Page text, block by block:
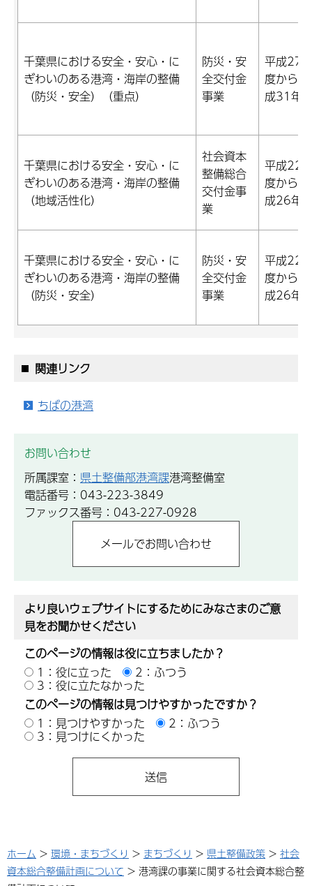
千葉県における安全・安心・に
ぎわいのある港湾・海岸の整備
（防災・安全）（重点）
防災・安
全交付金
事業
平成27
度から平
成31年
千葉県における安全・安心・に
ぎわいのある港湾・海岸の整備
（地域活性化）
社会資本
整備総合
交付金事
業
平成22
度から平
成26年
千葉県における安全・安心・に
ぎわいのある港湾・海岸の整備
（防災・安全）
防災・安
全交付金
事業
平成22
度から平
成26年
関連リンク
ちばの港湾
お問い合わせ
所属課室： 県土整備部港湾課港湾整備室
電話番号：043-223-3849
ファックス番号：043-227-0928
より良いウェブサイトにするためにみなさまのご意
見をお聞かせください
このページの情報は役に立ちましたか？
1：役に立った
2：ふつう
3：役に立たなかった
このページの情報は見つけやすかったですか？
1：見つけやすかった
2：ふつう
3：見つけにくかった
ホーム > 環境・まちづくり > まちづくり > 県土整備政策 > 社会
資本総合整備計画について > 港湾課の事業に関する社会資本総合整